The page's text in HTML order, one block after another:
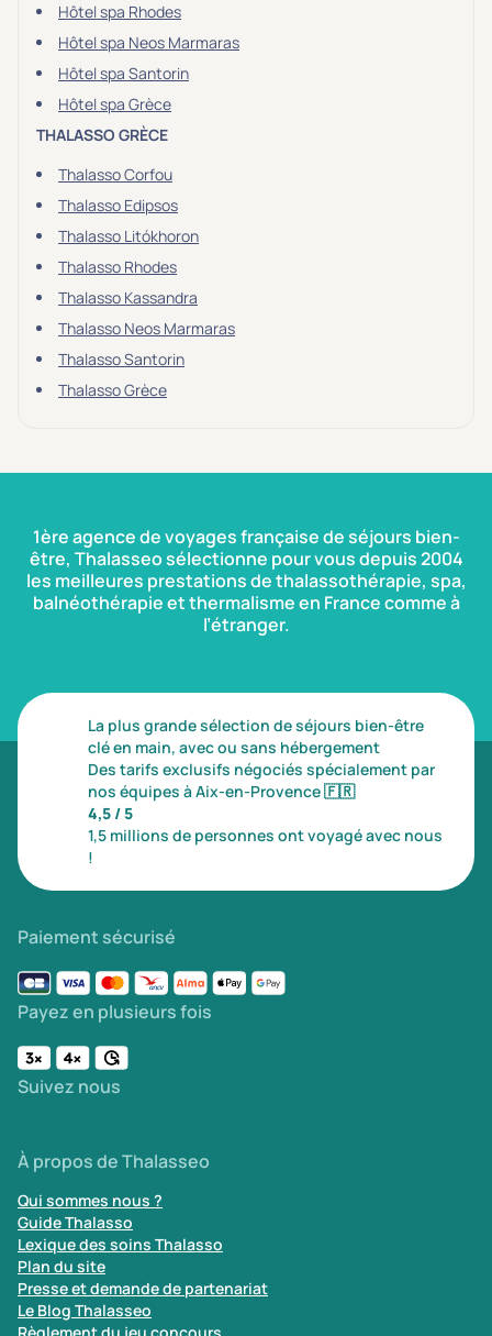
Vente Flash & Promo
Offres spéciales Solo
Établissements proches de chez moi
Km
Transports & hébergement
Soins sans hébergement
Hôtel spa Rhodes
Hôtel spa Neos Marmaras
Hôtel spa Santorin
Hôtel spa Grèce
THALASSO GRÈCE
Thalasso Corfou
Thalasso Edipsos
Thalasso Litókhoron
Thalasso Rhodes
Thalasso Kassandra
Thalasso Neos Marmaras
Thalasso Santorin
Thalasso Grèce
1ère agence de voyages française de séjours bien-
être, Thalasseo sélectionne pour vous depuis 2004
les meilleures prestations de thalassothérapie, spa,
balnéothérapie et thermalisme en France comme à
l’étranger.
La plus grande sélection de séjours bien-être
clé en main, avec ou sans hébergement
Des tarifs exclusifs négociés spécialement par
nos équipes à Aix-en-Provence🇫🇷
4,5 / 5
1,5 millions de personnes ont voyagé avec nous
!
Paiement sécurisé
Payez en plusieurs fois
Suivez nous
À propos de Thalasseo
Qui sommes nous ?
Guide Thalasso
Lexique des soins Thalasso
Plan du site
Presse et demande de partenariat
Le Blog Thalasseo